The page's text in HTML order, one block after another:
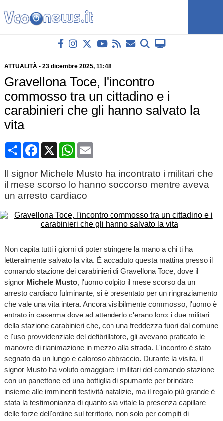
ATTUALITÀ- 23 dicembre 2025, 11:48
Gravellona Toce, l'incontro
commosso tra un cittadino e i
carabinieri che gli hanno salvato la
vita
CondividiFacebook
X WhatsApp
Email
Il signor Michele Musto ha incontrato i militari che
il mese scorso lo hanno soccorso mentre aveva
un arresto cardiaco
Non capita tutti i giorni di poter stringere la mano a chi ti ha
letteralmente salvato la vita. È accaduto questa mattina presso il
comando stazione dei carabinieri di Gravellona Toce, dove il
signor Michele Musto, l'uomo colpito il mese scorso da un
arresto cardiaco fulminante, si è presentato per un ringraziamento
che vale una vita intera. Ancora visibilmente commosso, l'uomo è
entrato in caserma dove ad attenderlo c'erano loro: i due militari
della stazione carabinieri che, con una freddezza fuori dal comune
e l'uso provvidenziale del defibrillatore, gli avevano praticato le
manovre di rianimazione in mezzo alla strada. L'incontro è stato
segnato da un lungo e caloroso abbraccio. Durante la visita, il
signor Musto ha voluto omaggiare i militari del comando stazione
con un panettone ed una bottiglia di spumante per brindare
insieme alle imminenti festività natalizie, ma il regalo più grande è
stata la testimonianza di quanto sia vitale la presenza capillare
delle forze dell'ordine sul territorio, non solo per compiti di